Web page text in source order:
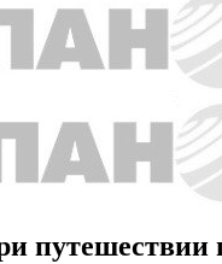
путешествии